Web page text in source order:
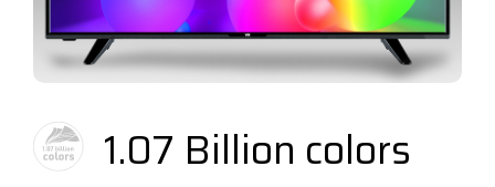
1.07 Billion colors